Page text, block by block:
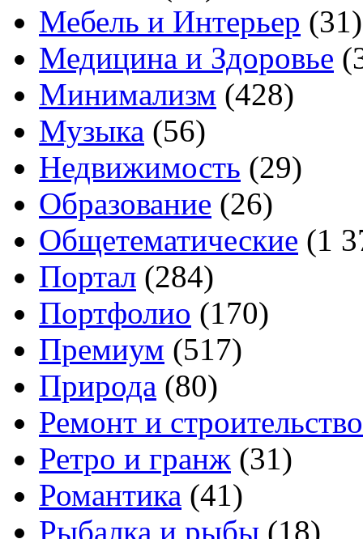
Мебель и Интерьер (31)
Медицина и Здоровье
Минимализм (428)
Музыка (56)
Недвижимость (29)
Образование (26)
Общетематические (1
Портал (284)
Портфолио (170)
Премиум (517)
Природа (80)
Ремонт и строительство
Ретро и гранж (31)
Романтика (41)
Рыбалка и рыбы (18)